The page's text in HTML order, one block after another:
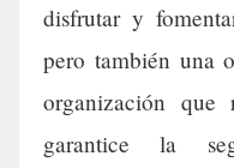
disfrutar y
pero también una
organización que
garantice la